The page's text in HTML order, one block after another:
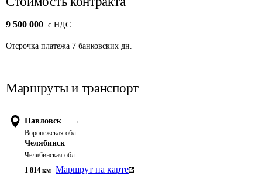
9 500 000 c НДС
Отсрочка платежа 7 банковских дн.
Маршруты и транспорт
Павловск →
Воронежская обл.
Челябинск
Челябинская обл.
1 814 км Маршрут на карте